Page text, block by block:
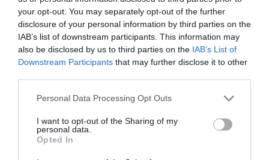
your opt-out. You may separately opt-out of the further
disclosure of your personal information by third parties on the
IAB’s list of downstream participants. This information may
also be disclosed by us to third parties on the IAB’s List of
Downstream Participants that may further disclose it to other
Personal Data Processing Opt Outs
I want to opt-out of the Sharing of my
personal data.
Opted In
9 Ιουλίου στους κινηματογράφους από την TFG
Ακολουθήστε το Culturenow.gr στο Google News
μάθετε πρώτοι όλες τις ειδήσεις
Δείτε όλα τατελευταία νέαγια την Τέχνη και τον
Culturenow.gr
Νέοι Διαγωνισμοί